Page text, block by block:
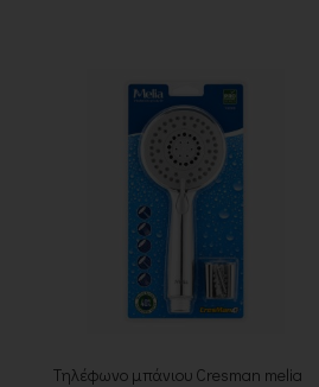
Τηλέφωνο μπάνιου Cresman melia